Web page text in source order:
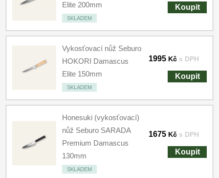
Elite 200mm
SKLADEM
Koupit
Vykosťovací nůž Seburo
HOKORI Damascus
Elite 150mm
SKLADEM
1995 Kč s DPH
Koupit
Honesuki (vykosťovací)
nůž Seburo SARADA
Premium Damascus
130mm
SKLADEM
1675 Kč s DPH
Koupit